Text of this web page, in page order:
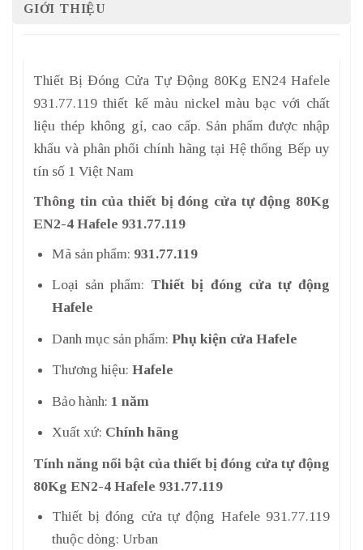
GIỚI THIỆU
Thiết Bị Đóng Cửa Tự Động 80Kg EN24 Hafele
931.77.119 thiết kế màu nickel màu bạc với chất
liệu thép không gỉ, cao cấp. Sản phẩm được nhập
khẩu và phân phối chính hãng tại Hệ thống Bếp uy
tín số 1 Việt Nam
Thông tin của thiết bị đóng cửa tự động 80Kg
EN2-4 Hafele 931.77.119
Mã sản phẩm: 931.77.119
Loại sản phẩm: Thiết bị đóng cửa tự động
Hafele
Danh mục sản phẩm: Phụ kiện cửa Hafele
Thương hiệu: Hafele
Bảo hành: 1 năm
Xuất xứ: Chính hãng
Tính năng nổi bật của thiết bị đóng cửa tự động
80Kg EN2-4 Hafele 931.77.119
Thiết bị đóng cửa tự động Hafele 931.77.119
thuộc dòng: Urban